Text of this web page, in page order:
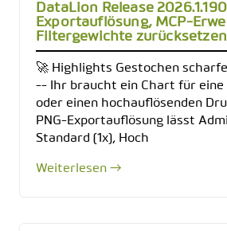
DataLion Release
Exportauflösung, MCP-
Filtergewichte zurücksetzen
🚀 Highlights Gestochen
-- Ihr braucht ein Chart für eine
oder einen hochauflösenden
PNG-Exportauflösung lässt
Standard (1x), Hoch
Weiterlesen →